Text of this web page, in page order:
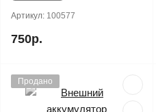
Артикул: 100577
750р.
Продано